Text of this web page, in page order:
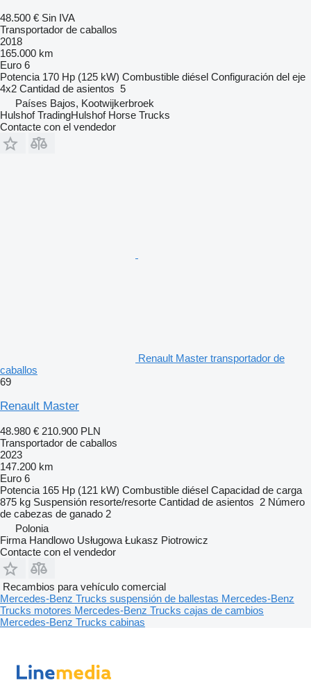
48.500 € Sin IVA
Transportador de caballos
2018
165.000 km
Euro 6
Potencia 170 Hp (125 kW) Combustible diésel Configuración del eje
4x2 Cantidad de asientos 5
Países Bajos, Kootwijkerbroek
Hulshof TradingHulshof Horse Trucks
Contacte con el vendedor
Renault Master transportador de
caballos
69
Renault Master
48.980 € 210.900 PLN
Transportador de caballos
2023
147.200 km
Euro 6
Potencia 165 Hp (121 kW) Combustible diésel Capacidad de carga
875 kg Suspensión resorte/resorte Cantidad de asientos 2 Número
de cabezas de ganado 2
Polonia
Firma Handlowo Usługowa Łukasz Piotrowicz
Contacte con el vendedor
Recambios para vehículo comercial
Mercedes-Benz Trucks suspensión de ballestas Mercedes-Benz
Trucks motores Mercedes-Benz Trucks cajas de cambios
Mercedes-Benz Trucks cabinas